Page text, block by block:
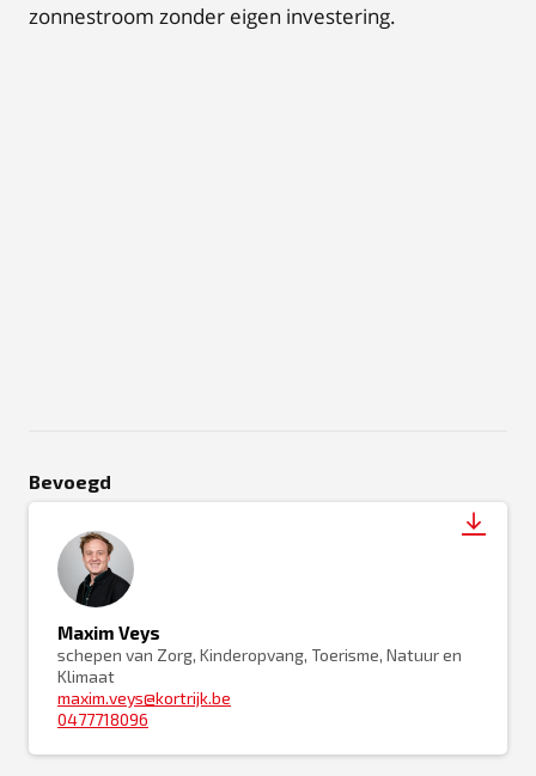
zonnestroom zonder eigen investering.
Bevoegd
Maxim Veys
schepen van Zorg, Kinderopvang, Toerisme, Natuur en
Klimaat
maxim.veys@kortrijk.be
0477718096